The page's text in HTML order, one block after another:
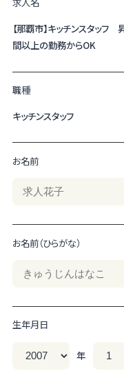
【那覇市】キッチンスタッ
間以上の勤務からOK
職種
キッチンスタッフ
お名前
お名前（ひらがな）
生年月日
年